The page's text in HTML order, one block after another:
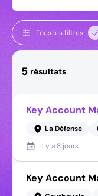
Tous les filtres
5 résultats
Key Account
La Défense
Il y a 8 jours
Key Account